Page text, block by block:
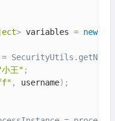
> variables = new
小王" ;
, username) ;